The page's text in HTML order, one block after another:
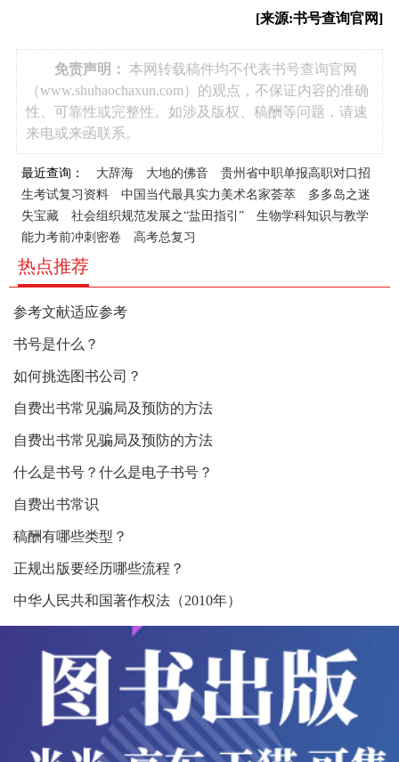
[来源:书号查询官网]
免责声明： 本网转载稿件均不代表书号查询官网
（www.shuhaochaxun.com）的观点，不保证内容的准确
性、可靠性或完整性。如涉及版权、稿酬等问题，请速
来电或来函联系。
最近查询： 大辞海 大地的佛音
贵州省中职单报高职对口招
生考试复习资料
中国当代最具实力美术名家荟萃
多多岛之迷
失宝藏
社会组织规范发展之“盐田指引”
生物学科知识与教学
能力考前冲刺密卷
高考总复习
热点推荐
参考文献适应参考
书号是什么？
如何挑选图书公司？
自费出书常见骗局及预防的方法
自费出书常见骗局及预防的方法
什么是书号？什么是电子书号？
自费出书常识
稿酬有哪些类型？
正规出版要经历哪些流程？
中华人民共和国著作权法（2010年）